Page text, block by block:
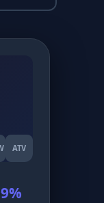
ATV